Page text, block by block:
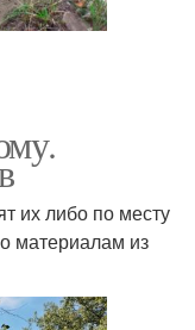
их либо по месту
материалам из